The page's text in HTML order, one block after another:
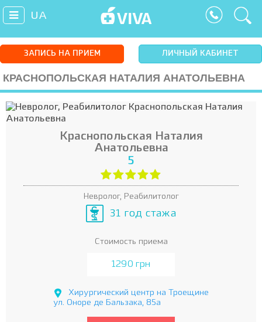
UA
ЗАПИСЬ НА ПРИЕМ ЛИЧНЫЙ КАБИНЕТ
КРАСНОПОЛЬСКАЯ НАТАЛИЯ АНАТОЛЬЕВНА
Краснопольская Наталия
Анатольевна
5
Невролог, Реабилитолог
31 год стажа
Стоимость приема
1290 грн
Хирургический центр на Троещине
ул. Оноре де Бальзака, 85а